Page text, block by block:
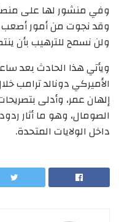
وفي منشور لها على منصة
وقد نجوت من أمور أصعب
ولن نسمح للترهيب بأن
ويأتي هذا الحادث بعد
الأميركي دونالد ترامب
إلهان عمر، وأدلى
الصومال، وهو ما أثار
داخل الولايات المتحدة.